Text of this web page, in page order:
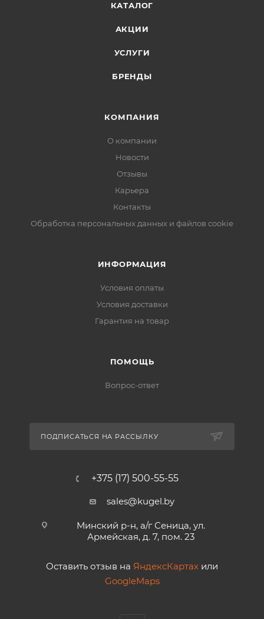
КАТАЛОГ
АКЦИИ
УСЛУГИ
БРЕНДЫ
КОМПАНИЯ
О компании
Новости
Отзывы
Карьера
Контакты
Обработка персональных данных и файлов cookie
ИНФОРМАЦИЯ
Условия оплаты
Условия доставки
Гарантия на товар
ПОМОЩЬ
Вопрос-ответ
ПОДПИСАТЬСЯ НА РАССЫЛКУ
+375 (17) 500-55-55
sales@kugel.by
Минский р-н, а/г Сеница, ул.
Армейская, д. 7, пом. 23
Оставить отзыв на ЯндексКартах или
GoogleMaps